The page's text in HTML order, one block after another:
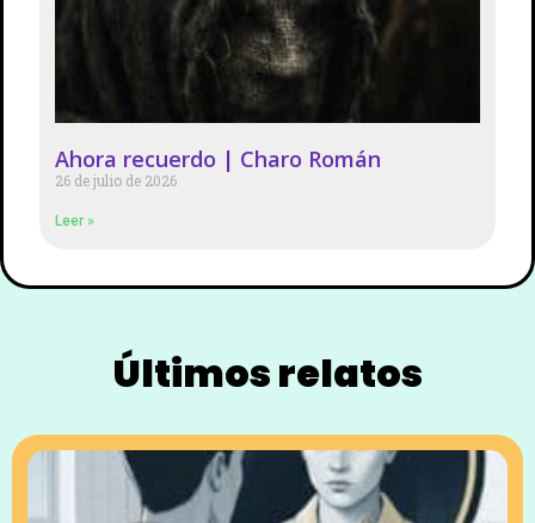
Ahora recuerdo | Charo Román
26 de julio de 2026
Leer »
Últimos relatos